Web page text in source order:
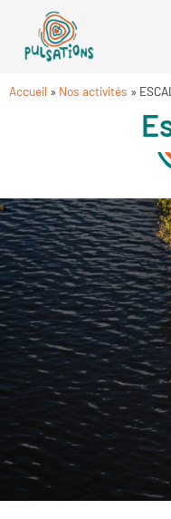
Accueil » Nos activités »